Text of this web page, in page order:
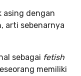
asing dengan
arti sebenarnya
sebagai fetish
memiliki